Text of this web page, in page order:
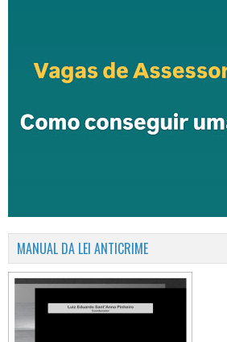
MANUAL DA LEI ANTICRIME